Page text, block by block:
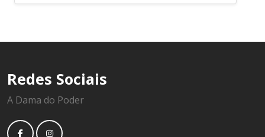
Redes Sociais
A Dama do Poder